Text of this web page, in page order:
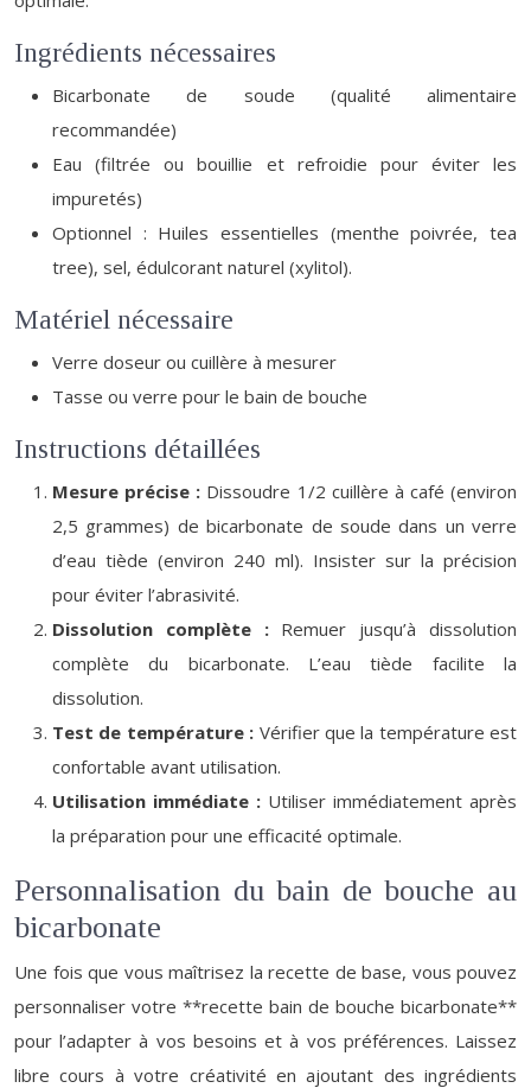
Ingrédients nécessaires
Bicarbonate de soude (qualité alimentaire
recommandée)
Eau (filtrée ou bouillie et refroidie pour éviter les
impuretés)
Optionnel : Huiles essentielles (menthe poivrée, tea
tree), sel, édulcorant naturel (xylitol).
Matériel nécessaire
Verre doseur ou cuillère à mesurer
Tasse ou verre pour le bain de bouche
Instructions détaillées
Mesure précise : Dissoudre 1/2 cuillère à café (environ
2,5 grammes) de bicarbonate de soude dans un verre
d’eau tiède (environ 240 ml). Insister sur la précision
pour éviter l’abrasivité.
Dissolution complète : Remuer jusqu’à dissolution
complète du bicarbonate. L’eau tiède facilite la
dissolution.
Test de température : Vérifier que la température est
confortable avant utilisation.
Utilisation immédiate : Utiliser immédiatement après
la préparation pour une efficacité optimale.
Personnalisation du bain de bouche au
bicarbonate
Une fois que vous maîtrisez la recette de base, vous pouvez
personnaliser votre **recette bain de bouche bicarbonate**
pour l’adapter à vos besoins et à vos préférences. Laissez
libre cours à votre créativité en ajoutant des ingrédients